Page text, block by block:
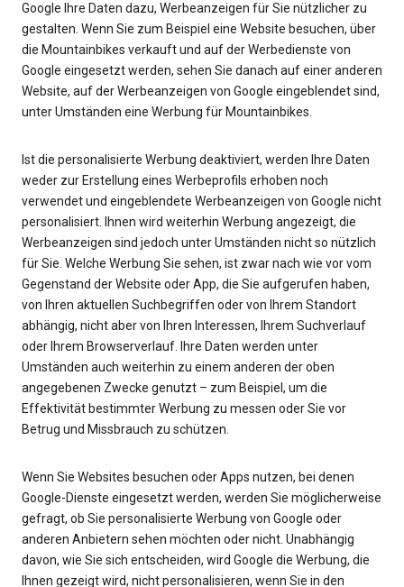
Google Ihre Daten dazu, Werbeanzeigen für Sie nützlicher zu
gestalten. Wenn Sie zum Beispiel eine Website besuchen, über
die Mountainbikes verkauft und auf der Werbedienste von
Google eingesetzt werden, sehen Sie danach auf einer anderen
Website, auf der Werbeanzeigen von Google eingeblendet sind,
unter Umständen eine Werbung für Mountainbikes.
Ist die personalisierte Werbung deaktiviert, werden Ihre Daten
weder zur Erstellung eines Werbeprofils erhoben noch
verwendet und eingeblendete Werbeanzeigen von Google nicht
personalisiert. Ihnen wird weiterhin Werbung angezeigt, die
Werbeanzeigen sind jedoch unter Umständen nicht so nützlich
für Sie. Welche Werbung Sie sehen, ist zwar nach wie vor vom
Gegenstand der Website oder App, die Sie aufgerufen haben,
von Ihren aktuellen Suchbegriffen oder von Ihrem Standort
abhängig, nicht aber von Ihren Interessen, Ihrem Suchverlauf
oder Ihrem Browserverlauf. Ihre Daten werden unter
Umständen auch weiterhin zu einem anderen der oben
angegebenen Zwecke genutzt – zum Beispiel, um die
Effektivität bestimmter Werbung zu messen oder Sie vor
Betrug und Missbrauch zu schützen.
Wenn Sie Websites besuchen oder Apps nutzen, bei denen
Google-Dienste eingesetzt werden, werden Sie möglicherweise
gefragt, ob Sie personalisierte Werbung von Google oder
anderen Anbietern sehen möchten oder nicht. Unabhängig
davon, wie Sie sich entscheiden, wird Google die Werbung, die
Ihnen gezeigt wird, nicht personalisieren, wenn Sie in den